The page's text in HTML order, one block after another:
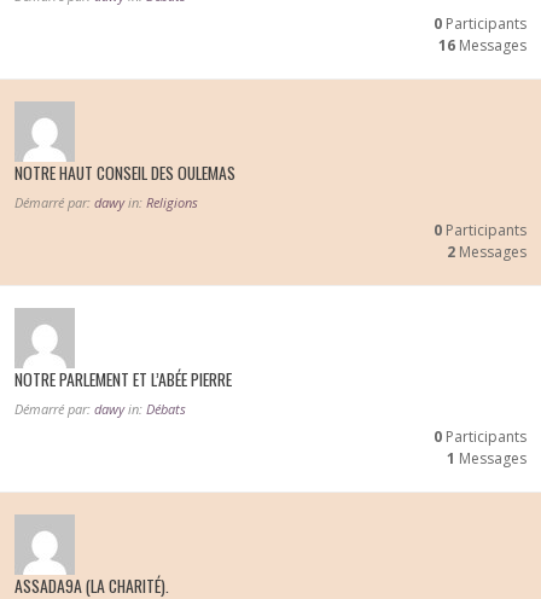
0 Participants
16 Messages
NOTRE HAUT CONSEIL DES OULEMAS
Démarré par: dawy in: Religions
0 Participants
2 Messages
NOTRE PARLEMENT ET L’ABÉE PIERRE
Démarré par: dawy in: Débats
0 Participants
1 Messages
ASSADA9A (LA CHARITÉ).